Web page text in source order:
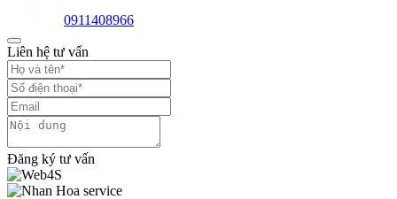
0911408966
Liên hệ tư vấn
Đăng ký tư vấn